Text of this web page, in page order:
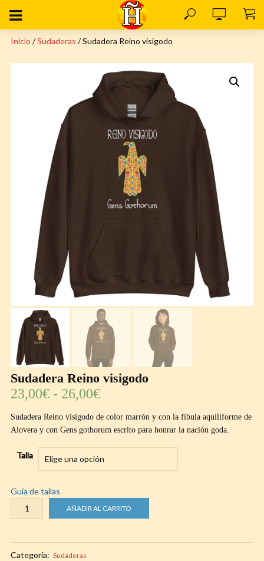
Inicio /Sudaderas / Sudadera Reino visigodo
Sudadera Reino visigodo
23,00€ - 26,00€Rango
precios:
desde
23,00€
hasta
26,00€
Sudadera Reino visigodo de color marrón y con la fíbula aquiliforme de
Alovera y con Gens gothorum escrito para honrar la nación goda.
Talla
Guía de tallas
Sudadera
Reino
cantidad
AÑADIR AL CARRITO
Categoría: Sudaderas